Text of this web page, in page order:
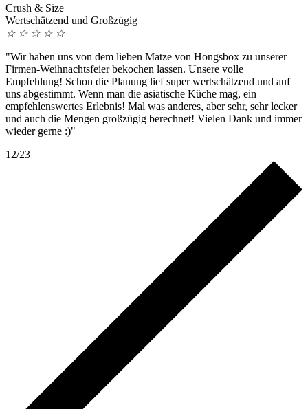
Crush & Size
Wertschätzend und Großzügig
☆ ☆ ☆ ☆ ☆
"Wir haben uns von dem lieben Matze von Hongsbox zu unserer
Firmen-Weihnachtsfeier bekochen lassen. Unsere volle
Empfehlung! Schon die Planung lief super wertschätzend und auf
uns abgestimmt. Wenn man die asiatische Küche mag, ein
empfehlenswertes Erlebnis! Mal was anderes, aber sehr, sehr lecker
und auch die Mengen großzügig berechnet! Vielen Dank und immer
wieder gerne :)"
12/23